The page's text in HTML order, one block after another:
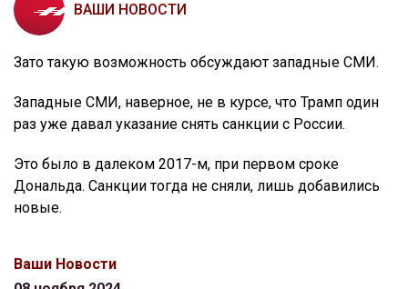
ВАШИ НОВОСТИ
Зато такую возможность обсуждают западные СМИ.
Западные СМИ, наверное, не в курсе, что Трамп один
раз уже давал указание снять санкции с России.
Это было в далеком 2017-м, при первом сроке
Дональда. Санкции тогда не сняли, лишь добавились
новые.
Ваши Новости